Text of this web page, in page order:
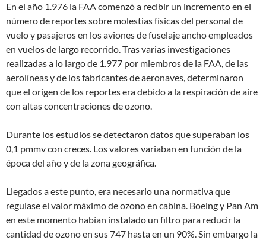
En el año 1.976 la FAA comenzó a recibir un incremento en el
número de reportes sobre molestias físicas del personal de
vuelo y pasajeros en los aviones de fuselaje ancho empleados
en vuelos de largo recorrido. Tras varias investigaciones
realizadas a lo largo de 1.977 por miembros de la FAA, de las
aerolíneas y de los fabricantes de aeronaves, determinaron
que el origen de los reportes era debido a la respiración de aire
con altas concentraciones de ozono.
Durante los estudios se detectaron datos que superaban los
0,1 pmmv con creces. Los valores variaban en función de la
época del año y de la zona geográfica.
Llegados a este punto, era necesario una normativa que
regulase el valor máximo de ozono en cabina. Boeing y Pan Am
en este momento habían instalado un filtro para reducir la
cantidad de ozono en sus 747 hasta en un 90%. Sin embargo la